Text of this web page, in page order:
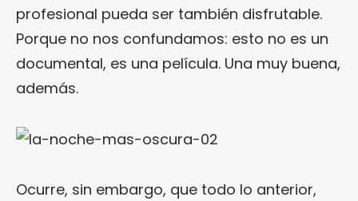
profesional pueda ser también disfrutable.
Porque no nos confundamos: esto no es un
documental, es una película. Una muy buena,
además.
Ocurre, sin embargo, que todo lo anterior,